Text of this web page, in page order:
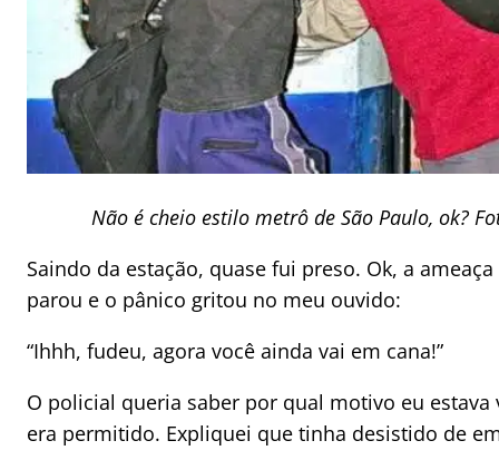
Não é cheio estilo metrô de São Paulo, ok?
Saindo da estação, quase fui preso. Ok, a
parou e o pânico gritou no meu ouvido:
“Ihhh, fudeu, agora você ainda vai em cana!”
O policial queria saber por qual motivo eu
era permitido. Expliquei que tinha desistido de